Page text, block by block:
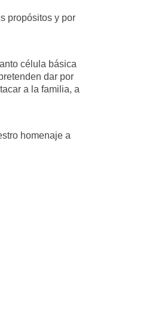
propósitos y por
célula básica
dar por
a la familia, a
homenaje a